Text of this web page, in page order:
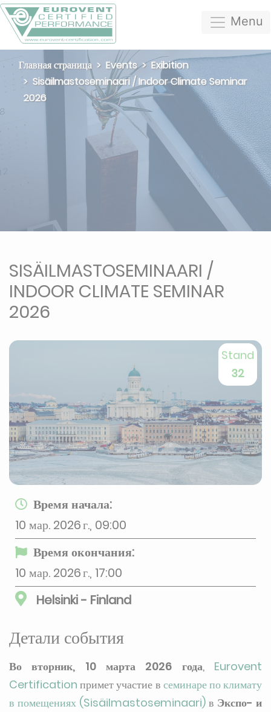
Menu
Главная страница Events
Exibition
Sisäilmastoseminaari / Indoor Climate Seminar
2026
SISÄILMASTOSEMINAARI /
INDOOR CLIMATE SEMINAR
2026
Stand
32
Время начала:
10 мар. 2026 г., 09:00
Время окончания:
10 мар. 2026 г., 17:00
Helsinki - Finland
Детали события
Во вторник, 10 марта 2026 года, Eurovent
Certification примет участие в семинаре по климату
в помещениях (Sisäilmastoseminaari) в Экспо- и